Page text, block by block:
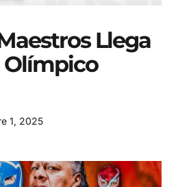
Llega
Olímpico
1, 2025